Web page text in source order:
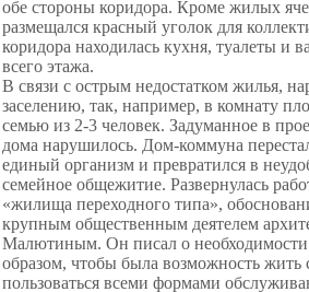
обе стороны коридора. Кроме жилых
размещался красный уголок для
коридора находилась кухня, туалеты и
всего этажа.
В связи с острым недостатком жилья,
заселению, так, например, в комнату
семью из 2-3 человек. Задуманное в
дома нарушилось. Дом-коммуна
единый организм и превратился в
семейное общежитие. Развернулась
«жилища переходного типа»,
крупным общественным деятелем
Малютиным. Он писал о необходимости
образом, чтобы была возможность
пользоваться всеми формами